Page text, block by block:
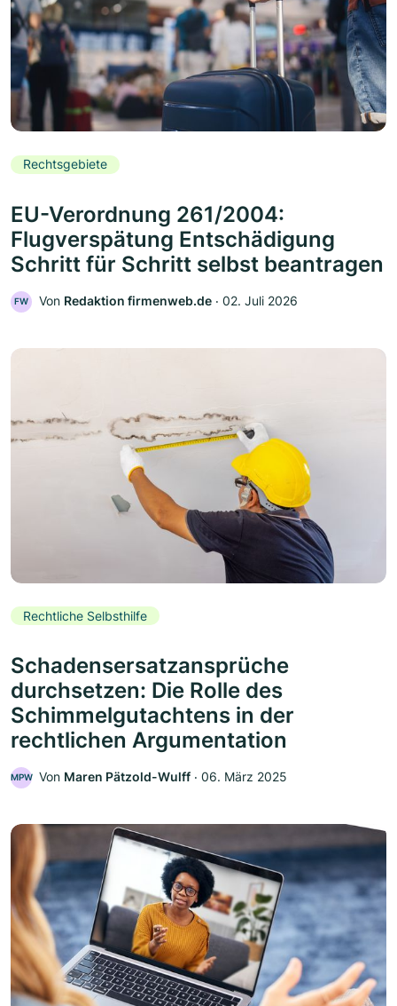
Rechtsgebiete
EU-Verordnung 261/2004:
Flugverspätung Entschädigung
Schritt für Schritt selbst beantragen
FW Von Redaktion firmenweb.de ‧ 02. Juli 2026
Rechtliche Selbsthilfe
Schadensersatzansprüche
durchsetzen: Die Rolle des
Schimmelgutachtens in der
rechtlichen Argumentation
MPW Von Maren Pätzold-Wulff ‧ 06. März 2025